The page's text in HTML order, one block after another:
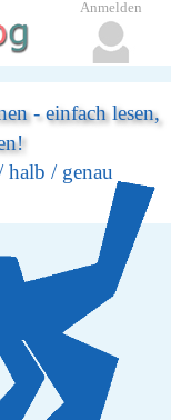
- einfach lesen,
/ genau
Anmelden